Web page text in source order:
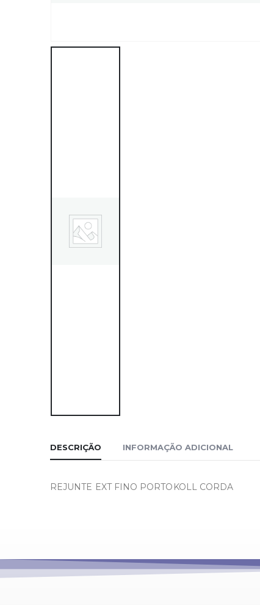
DESCRIÇÃO INFORMAÇÃO ADICIONAL
REJUNTE EXT FINO PORTOKOLL CORDA